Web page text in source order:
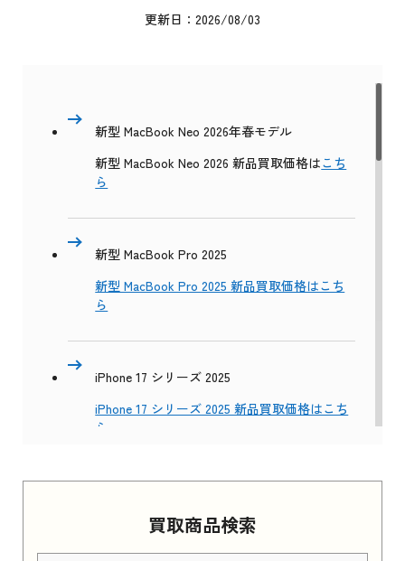
買取商品検索
更新日：2026/08/03
新型 MacBook Neo 2026年春モデル
新型 MacBook Neo 2026 新品買取価格はこち
ら
新型 MacBook Pro 2025
新型 MacBook Pro 2025 新品買取価格はこち
ら
iPhone 17 シリーズ 2025
iPhone 17 シリーズ 2025 新品買取価格はこち
ら
Apple Watch Series 11 2025 新品買取価格はこ
ちら